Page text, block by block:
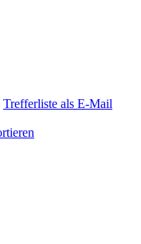
Trefferliste als E-Mail